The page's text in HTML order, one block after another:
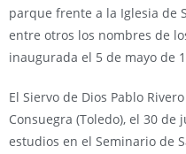
parque frente a la Iglesia de
entre otros los nombres de
inaugurada el 5 de mayo de
El Siervo de Dios Pablo
Consuegra (Toledo), el 30
estudios en el Seminario de